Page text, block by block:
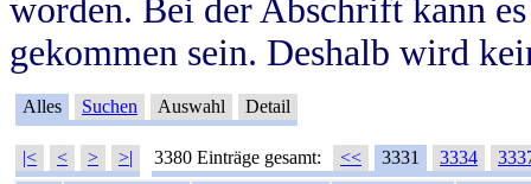
worden. Bei der Abschrift kann
gekommen sein. Deshalb wird
Alles Suchen Auswahl Detail
|< < > >| 3380 Einträge gesamt: << 3331 3334